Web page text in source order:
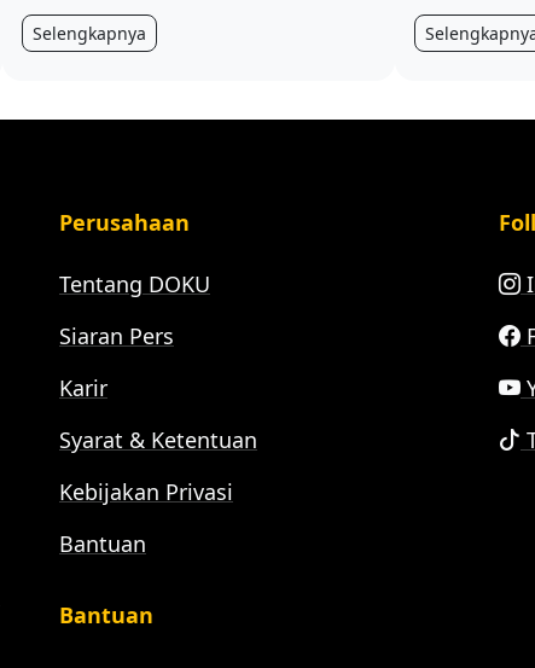
Selengkapnya
Perusahaan
Tentang DOKU
Siaran Pers
Karir
Syarat & Ketentuan
Kebijakan Privasi
Bantuan
Bantuan